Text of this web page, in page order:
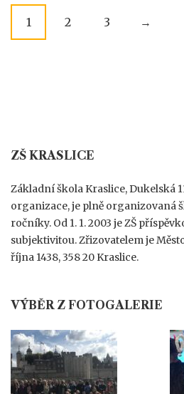
P
t
s
n
a
v
1 2 3 →
ZŠ KRASLICE
Základní škola Kraslice, Dukelská
organizace, je plně organizovaná
ročníky. Od 1. 1. 2003 je ZŠ
subjektivitou. Zřizovatelem je
října 1438, 358 20 Kraslice.
VÝBĚR Z FOTOGALERIE